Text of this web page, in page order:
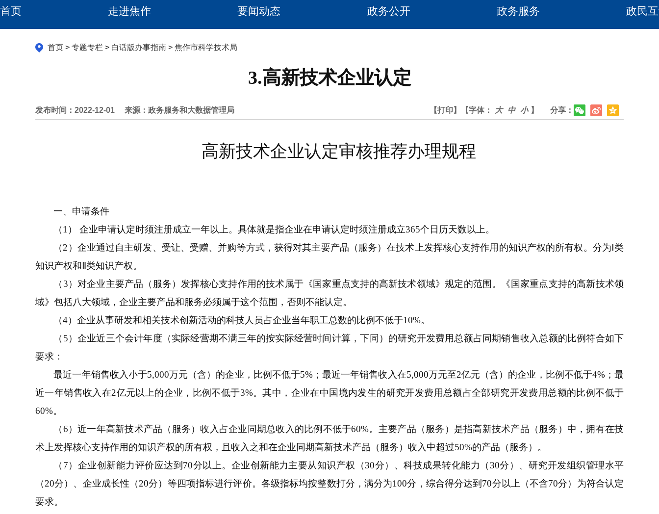
首页 走进焦作 要闻动态 政务公开 政务服务 政民
首页 > 专题专栏 > 白话版办事指南 > 焦作市科学技术局
3.高新技术企业认定
发布时间：2022-12-01 来源：政务服务和大数据管理局 分享：
【打印】 【字体： 大 中 小 】
高新技术企业认定审核推荐办理规程
一、申请条件
（1） 企业申请认定时须注册成立一年以上。具体就是指企业在申请认定时须注册成立365个日历天数以上。
（2）企业通过自主研发、受让、受赠、并购等方式，获得对其主要产品（服务）在技术上发挥核心支持作用的知识产权的所有权。分为Ⅰ类
知识产权和Ⅱ类知识产权。
（3）对企业主要产品（服务）发挥核心支持作用的技术属于《国家重点支持的高新技术领域》规定的范围。《国家重点支持的高新技术领
域》包括八大领域，企业主要产品和服务必须属于这个范围，否则不能认定。
（4）企业从事研发和相关技术创新活动的科技人员占企业当年职工总数的比例不低于10%。
（5）企业近三个会计年度（实际经营期不满三年的按实际经营时间计算，下同）的研究开发费用总额占同期销售收入总额的比例符合如下
要求：
最近一年销售收入小于5,000万元（含）的企业，比例不低于5%；最近一年销售收入在5,000万元至2亿元（含）的企业，比例不低于4%；最
近一年销售收入在2亿元以上的企业，比例不低于3%。其中，企业在中国境内发生的研究开发费用总额占全部研究开发费用总额的比例不低于
60%。
（6）近一年高新技术产品（服务）收入占企业同期总收入的比例不低于60%。主要产品（服务）是指高新技术产品（服务）中，拥有在技
术上发挥核心支持作用的知识产权的所有权，且收入之和在企业同期高新技术产品（服务）收入中超过50%的产品（服务）。
（7）企业创新能力评价应达到70分以上。企业创新能力主要从知识产权（30分）、科技成果转化能力（30分）、研究开发组织管理水平
（20分）、企业成长性（20分）等四项指标进行评价。各级指标均按整数打分，满分为100分，综合得分达到70分以上（不含70分）为符合认定
要求。